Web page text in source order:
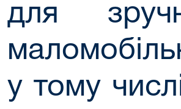
для
у тому